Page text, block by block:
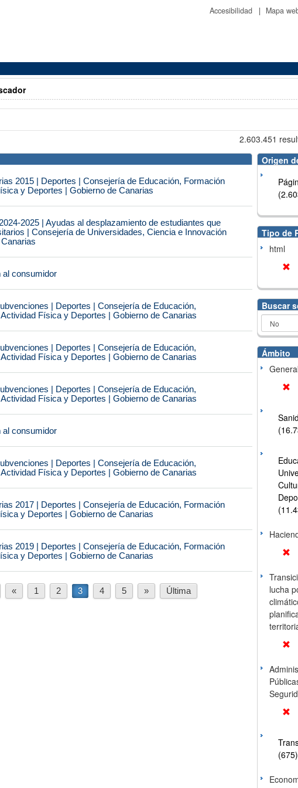
Accesibilidad | Mapa
2.603.451
2015 | Deportes | Consejería de Educación, Formación
y Deportes | Gobierno de Canarias
2025 | Ayudas al desplazamiento de estudiantes que
| Consejería de Universidades, Ciencia e Innovación
al consumidor
| Deportes | Consejería de Educación,
Física y Deportes | Gobierno de Canarias
| Deportes | Consejería de Educación,
Física y Deportes | Gobierno de Canarias
| Deportes | Consejería de Educación,
Física y Deportes | Gobierno de Canarias
al consumidor
| Deportes | Consejería de Educación,
Física y Deportes | Gobierno de Canarias
2017 | Deportes | Consejería de Educación, Formación
y Deportes | Gobierno de Canarias
2019 | Deportes | Consejería de Educación, Formación
y Deportes | Gobierno de Canarias
« 1 2 3 4 5 » Última
Origen
Tipo de
html
Buscar
Ámbito
General
lucha
(675)